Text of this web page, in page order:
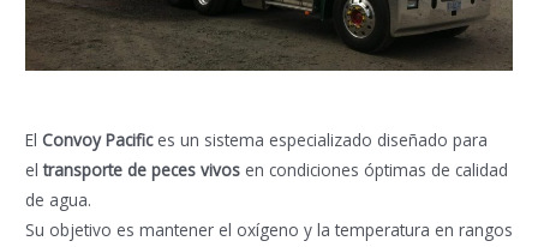
El Convoy Pacifices un sistema especializado diseñado para
eltransporte de peces vivosen condiciones óptimas de calidad
de agua.
Su objetivo es mantener el oxígeno y la temperatura en rangos